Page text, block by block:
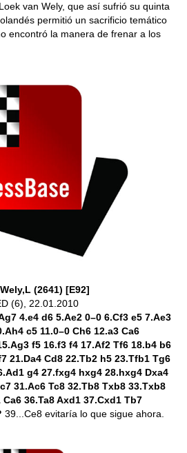
van Wely, que así sufrió su quinta
permitió un sacrificio temático
encontró la manera de frenar a los
(2641) [E92]
(6), 22.01.2010
4.e4 d6 5.Ae2 0–0 6.Cf3 e5 7.Ae3
c5 11.0–0 Ch6 12.a3 Ca6
f5 16.f3 f4 17.Af2 Tf6 18.b4 b6
21.Da4 Cd8 22.Tb2 h5 23.Tfb1 Tg6
g4 27.fxg4 hxg4 28.hxg4 Dxa4
31.Ac6 Tc8 32.Tb8 Txb8 33.Txb8
36.Ta8 Axd1 37.Cxd1 Tb7
39...Ce8 evitaría lo que sigue ahora.